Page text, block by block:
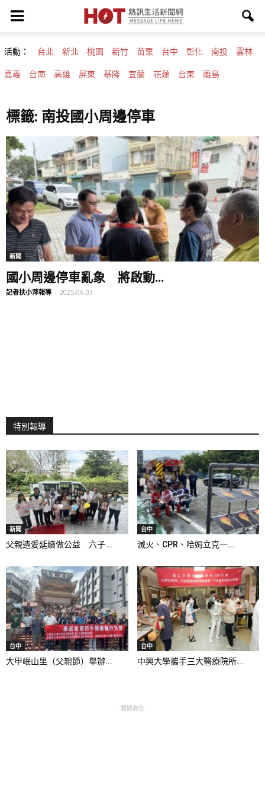
活動： 台北 新北 桃園 新竹 苗栗 台中 彰化 南投 雲林
嘉義 台南 高雄 屏東 基隆 宜蘭 花蓮 台東 離島
標籤: 南投國小周邊停車
新聞
國小周邊停車亂象 將啟動...
記者扶小萍報導 - 2025-06-03
特別報導
新聞
父親遺愛延續做公益 六子...
台中
滅火、CPR、哈姆立克一...
台中
大甲岷山里（父親節）舉辦...
台中
中興大學攜手三大醫療院所...
- 贊助廣告 -